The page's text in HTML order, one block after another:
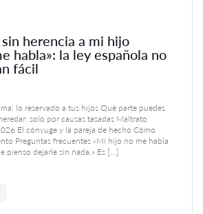
sin herencia a mi hijo
habla»: la ley española no
fácil
lo reservado a tus hijos Qué parte puedes
solo por causas tasadas Maltrato
El cónyuge y la pareja de hecho Cómo
Preguntas frecuentes «Mi hijo no me habla
pienso dejarle sin nada.» Es […]